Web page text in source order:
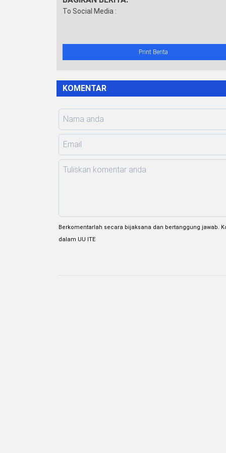
To Social Media :
Print Berita
KOMENTAR
Berkomentarlah secara bijaksana dan bertanggung jawab.
dalam UU ITE